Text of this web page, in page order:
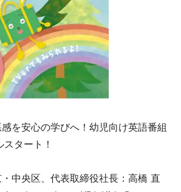
を安心の学びへ！幼児向け英語番組
タート！
中央区、代表取締役社長：高橋 直